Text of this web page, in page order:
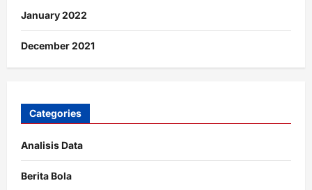
January 2022
December 2021
Categories
Analisis Data
Berita Bola